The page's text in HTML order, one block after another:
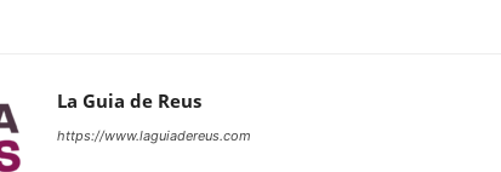
La Guia de Reus
https://www.laguiadereus.com